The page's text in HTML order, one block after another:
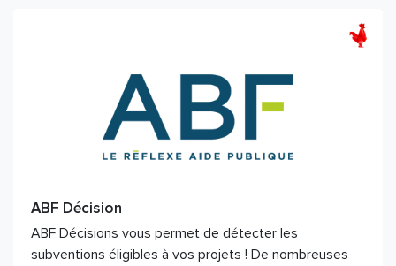
ABF Décision
ABF Décisions vous permet de détecter les
subventions éligibles à vos projets ! De nombreuses